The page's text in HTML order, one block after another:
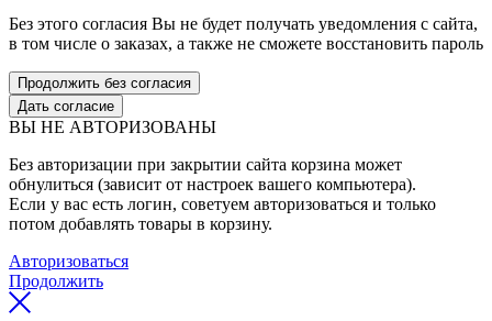
Без этого согласия Вы не будет получать уведомления с сайта,
в том числе о заказах, а также не сможете восстановить пароль
Продолжить без согласия
Дать согласие
ВЫ НЕ АВТОРИЗОВАНЫ
Без авторизации при закрытии сайта корзина может
обнулиться (зависит от настроек вашего компьютера).
Если у вас есть логин, советуем авторизоваться и только
потом добавлять товары в корзину.
Авторизоваться
Продолжить